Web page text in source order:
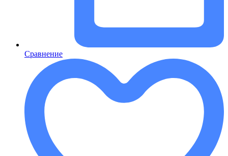
Сравнение